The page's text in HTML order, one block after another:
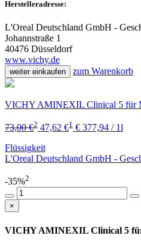
Herstelleradresse:
L'Oreal Deutschland GmbH -
Johannstraße 1
40476 Düsseldorf
www.vichy.de
weiter einkaufen zum Warenkorb
VICHY AMINEXIL Clinical 5 für
73,00 €2 47,62 €1 € 377,94 / 1l
Flüssigkeit
L'Oreal Deutschland GmbH -
-35%2
×
VICHY AMINEXIL Clinical 5